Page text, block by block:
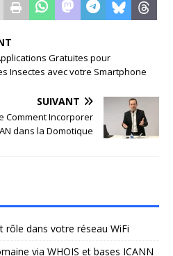
Gratuites pour
Insectes avec votre Smartphone
SUIVANT
Comment Incorporer
dans la Domotique
rôle dans votre réseau WiFi
via WHOIS et bases ICANN